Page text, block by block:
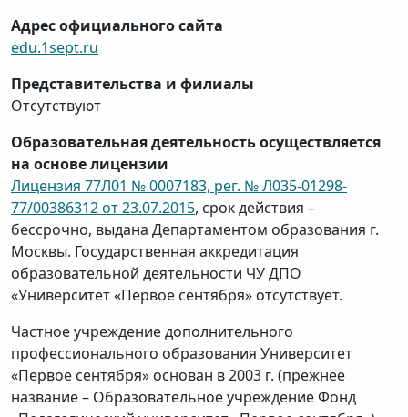
Адрес официального сайта
edu.1sept.ru
Представительства и филиалы
Отсутствуют
Образовательная деятельность осуществляется
на основе лицензии
Лицензия 77Л01 № 0007183, рег. № Л035-01298-
77/00386312 от 23.07.2015, срок действия –
бессрочно, выдана Департаментом образования г.
Москвы. Государственная аккредитация
образовательной деятельности ЧУ ДПО
«Университет «Первое сентября» отсутствует.
Частное учреждение дополнительного
профессионального образования Университет
«Первое сентября» основан в 2003 г. (прежнее
название – Образовательное учреждение Фонд